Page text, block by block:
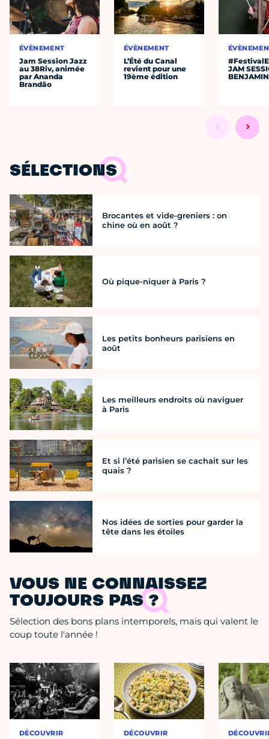
ÉVÈNEMENT
Jam Session Jazz
au 38Riv, animée
par Ananda
Brandão
ÉVÈNEMENT
L’Été du Canal
revient pour une
19ème édition
JAM
SÉLECTIONS
Brocantes et vide-greniers : on
chine où en août ?
Où pique-niquer à Paris ?
Les petits bonheurs parisiens en
août
Les meilleurs endroits où naviguer
à Paris
Et si l’été parisien se cachait sur les
quais ?
Nos idées de sorties pour garder la
tête dans les étoiles
VOUS NE CONNAISSEZ
TOUJOURS PAS ?
Sélection des bons plans intemporels, mais qui valent le
coup toute l'année !
DÉCOUVRIR DÉCOUVRIR